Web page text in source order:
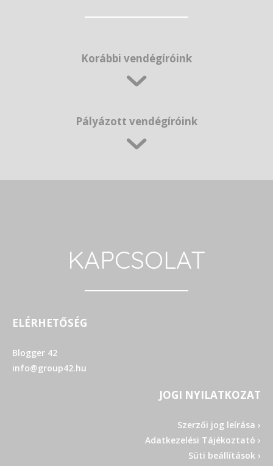
Korábbi vendégíróink
Pályázott vendégíróink
KAPCSOLAT
ELÉRHETŐSÉG
Blogger 42
info@group42.hu
JOGI NYILATKOZAT
Szerzői jog leírása ›
Adatkezelési Tájékoztató ›
Süti beállítások ›